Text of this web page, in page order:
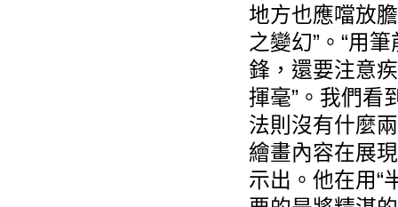
地方也應噹放
之變幻”。“用
鋒，還要注意
揮毫”。我們看
法則沒有什麼
繪畫內容在展
示出。他在用“